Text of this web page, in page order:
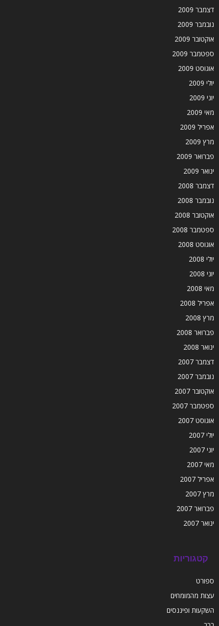
דצמבר 2009
נובמבר 2009
אוקטובר 2009
ספטמבר 2009
אוגוסט 2009
יולי 2009
יוני 2009
מאי 2009
אפריל 2009
מרץ 2009
פברואר 2009
ינואר 2009
דצמבר 2008
נובמבר 2008
אוקטובר 2008
ספטמבר 2008
אוגוסט 2008
יולי 2008
יוני 2008
מאי 2008
אפריל 2008
מרץ 2008
פברואר 2008
ינואר 2008
דצמבר 2007
נובמבר 2007
אוקטובר 2007
ספטמבר 2007
אוגוסט 2007
יולי 2007
יוני 2007
מאי 2007
אפריל 2007
מרץ 2007
פברואר 2007
ינואר 2007
קטגוריות
ספורט
עצות מהמומחים
השקעות ופיננסים